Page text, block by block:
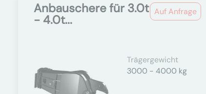
Auf Anfrage
Anbauschere für 3.0t
- 4.0t...
Trägergewicht
3000 - 4000 kg